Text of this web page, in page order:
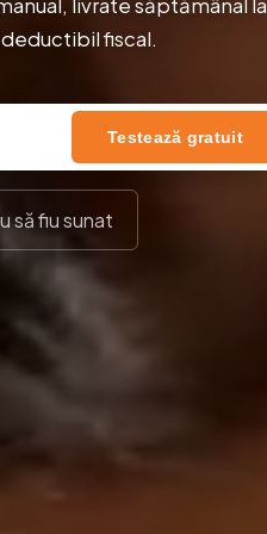
livrate săptămânal la
fiscal.
Testează gratuit
să fiu sunat